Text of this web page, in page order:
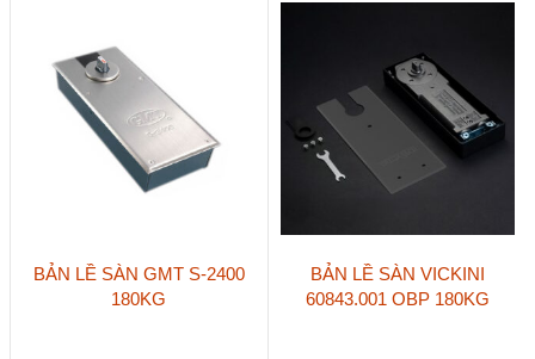
BẢN LỀ SÀN GMT S-2400
180KG
BẢN LỀ SÀN VICKINI
60843.001 OBP 180KG